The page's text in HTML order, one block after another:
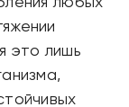
это лишь